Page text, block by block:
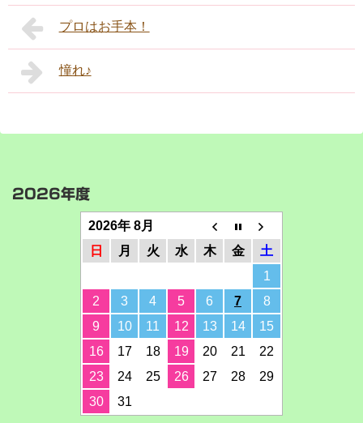
プロはお手本！
憧れ♪
2026年度
2026年 8月
日
月 火 水 木 金
土
1
2
3 4 5 6 7
8
9
10 11 12 13 14
15
16
17 18 19 20 21
22
23
24 25 26 27 28
29
30
31